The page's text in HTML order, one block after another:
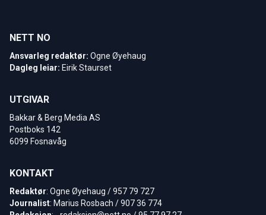
NETT NO
Ansvarleg redaktør: Ogne Øyehaug
Dagleg leiar: Eirik Staurset
UTGIVAR
Bakkar & Berg Media AS
Postboks 142
6099 Fosnavåg
KONTAKT
Redaktør: Ogne Øyehaug / 957 79 727
Journalist: Marius Rosbach / 907 36 774